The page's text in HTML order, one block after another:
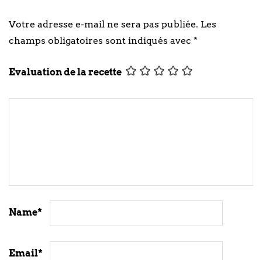
Votre adresse e-mail ne sera pas publiée. Les
champs obligatoires sont indiqués avec *
Evaluation de la recette
Name*
Email*